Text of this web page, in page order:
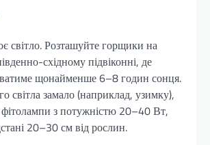
світло. Розташуйте горщики на
східному підвіконні, де
щонайменше 6–8 годин сонця.
світла замало (наприклад, узимку),
з потужністю 20–40 Вт,
20–30 см від рослин.